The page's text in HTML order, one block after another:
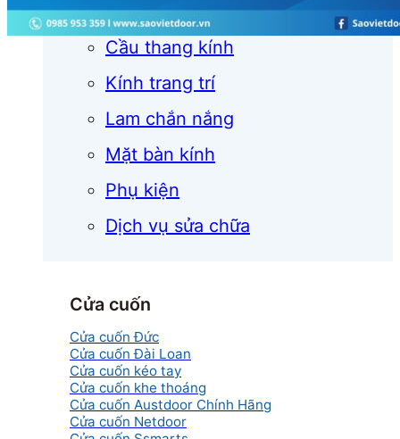
Lan can kính
Cầu thang kính
Kính trang trí
Lam chắn nắng
Mặt bàn kính
Phụ kiện
Dịch vụ sửa chữa
Cửa cuốn
Cửa cuốn Đức
Cửa cuốn Đài Loan
Cửa cuốn kéo tay
Cửa cuốn khe thoáng
Cửa cuốn Austdoor Chính Hãng
Cửa cuốn Netdoor